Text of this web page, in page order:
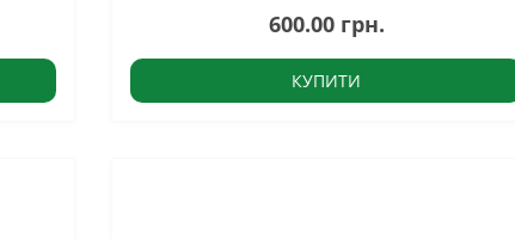
600.00 грн.
КУПИТИ